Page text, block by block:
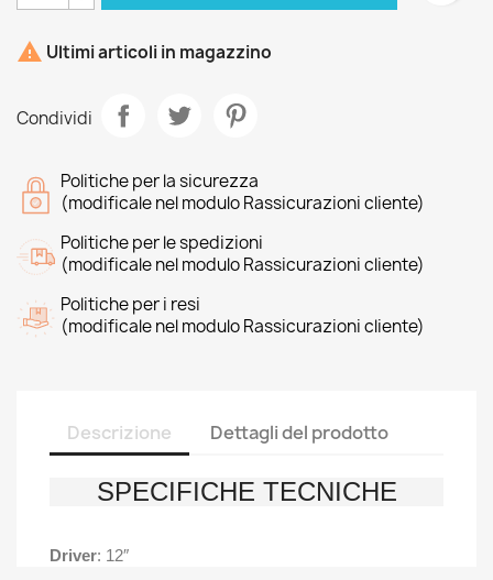
 Ultimi articoli in magazzino
Condividi
Politiche per la sicurezza
(modificale nel modulo Rassicurazioni cliente)
Politiche per le spedizioni
(modificale nel modulo Rassicurazioni cliente)
Politiche per i resi
(modificale nel modulo Rassicurazioni cliente)
Descrizione Dettagli del prodotto
SPECIFICHE TECNICHE
Driver: 12″